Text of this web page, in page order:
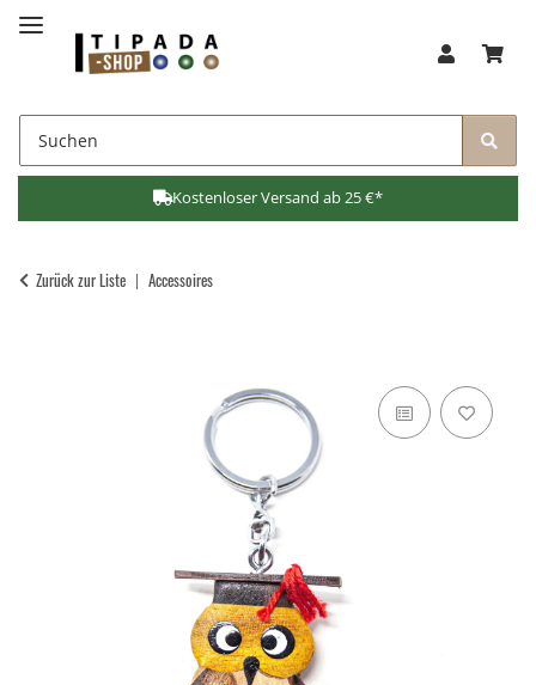
Kostenloser Versand ab 25 €*
Zurück zur Liste Accessoires